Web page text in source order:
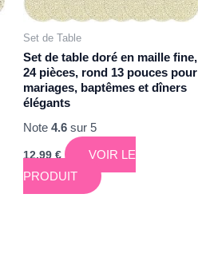
Set de Table
Set de table doré en maille fine,
24 pièces, rond 13 pouces pour
mariages, baptêmes et dîners
élégants
Note 4.6sur 5
12,99€
VOIR LE
PRODUIT